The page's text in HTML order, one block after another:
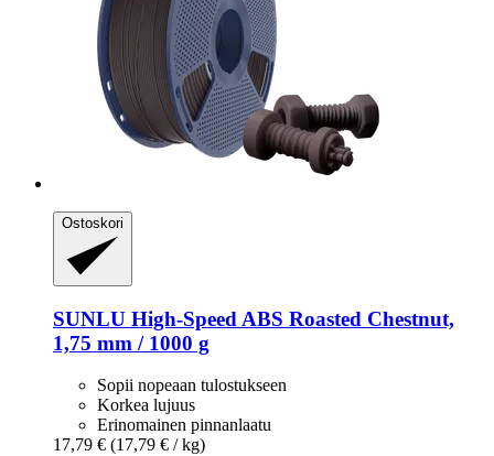
Ostoskori
SUNLU High-​Speed ABS Roasted Chestnut,
1,75 mm / 1000 g
Sopii nopeaan tulostukseen
Korkea lujuus
Erinomainen pinnanlaatu
17,79 € (17,79 € / kg)